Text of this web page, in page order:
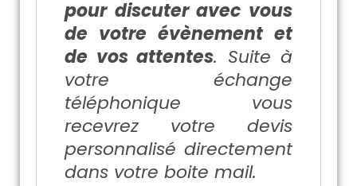
pour discuter avec vous
de votre évènement et
de vos attentes. Suite à
votre échange
téléphonique vous
recevrez votre devis
personnalisé directement
dans votre boite mail.